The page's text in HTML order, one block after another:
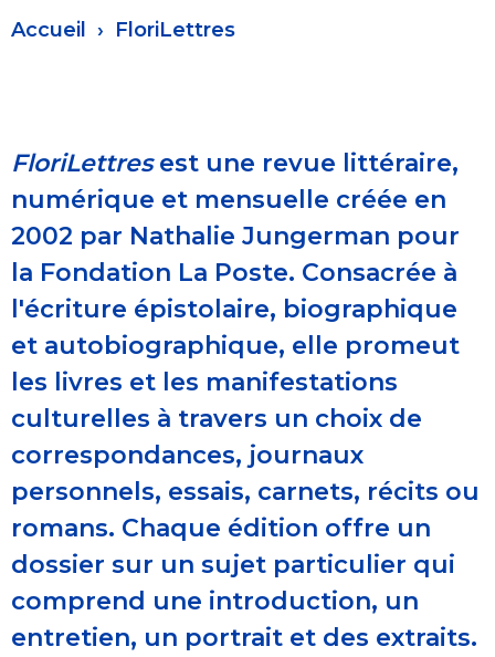
Fil
Accueil FloriLettres
FloriLettresest une revue littéraire,
numérique et mensuelle créée en
2002 par Nathalie Jungerman pour
la Fondation La Poste. Consacrée à
l'écriture épistolaire, biographique
et autobiographique, elle promeut
les livres et les manifestations
culturelles à travers un choix de
correspondances, journaux
personnels, essais, carnets, récits ou
romans. Chaque édition offre un
dossier sur un sujet particulier qui
comprend une introduction, un
entretien, un portrait et des extraits.